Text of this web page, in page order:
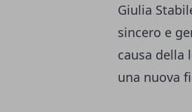
Giulia
sincero e
causa della
una nuova